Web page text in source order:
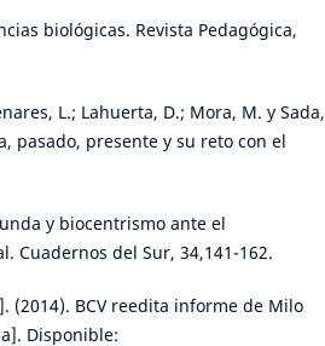
biológicas. Revista Pedagógica,
L.; Lahuerta, D.; Mora, M. y Sada,
pasado, presente y su reto con el
y biocentrismo ante el
Cuadernos del Sur, 34,141-162.
(2014). BCV reedita informe de Milo
Disponible: